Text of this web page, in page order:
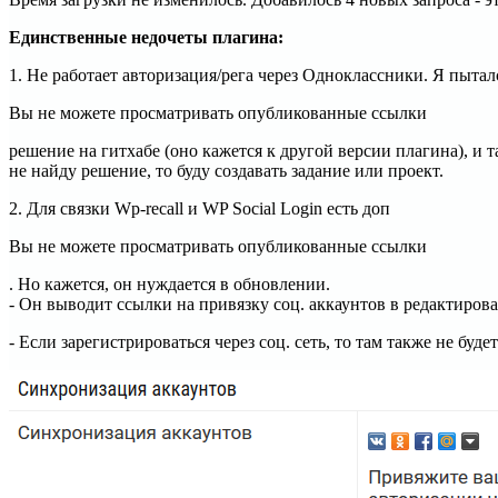
Единственные недочеты плагина:
1. Не работает авторизация/рега через Одноклассники. Я
Вы не можете просматривать опубликованные ссылки
решение на гитхабе (оно кажется к другой версии плагина), и
не найду решение, то буду создавать задание или проект.
2. Для связки Wp-recall и WP Social Login есть доп
Вы не можете просматривать опубликованные ссылки
. Но кажется, он нуждается в обновлении.
- Он выводит ссылки на привязку соц. аккаунтов в
- Если зарегистрироваться через соц. сеть, то там также не